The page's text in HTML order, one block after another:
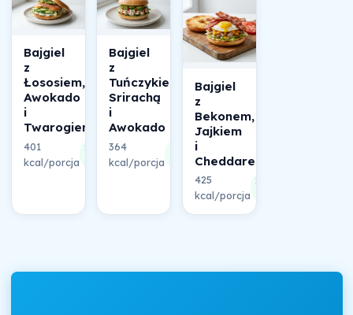
Bajgiel
z
Łososiem,
Awokado
i
Twarogiem
401
kcal/porcja
23%
składu
Bajgiel
z
Tuńczykiem,
Srirachą
i
Awokado
364
kcal/porcja
składu
Bajgiel
z
Bekonem,
Jajkiem
i
Cheddarem
425
kcal/porcja
22%